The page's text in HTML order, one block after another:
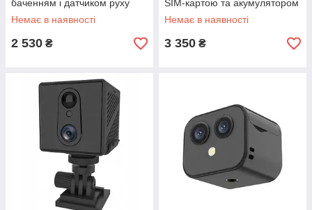
баченням і датчиком руху
Немає в наявності
2 530 ₴
SIM-картою та акумулятором
3000 мА·год
Немає в наявності
3 350 ₴